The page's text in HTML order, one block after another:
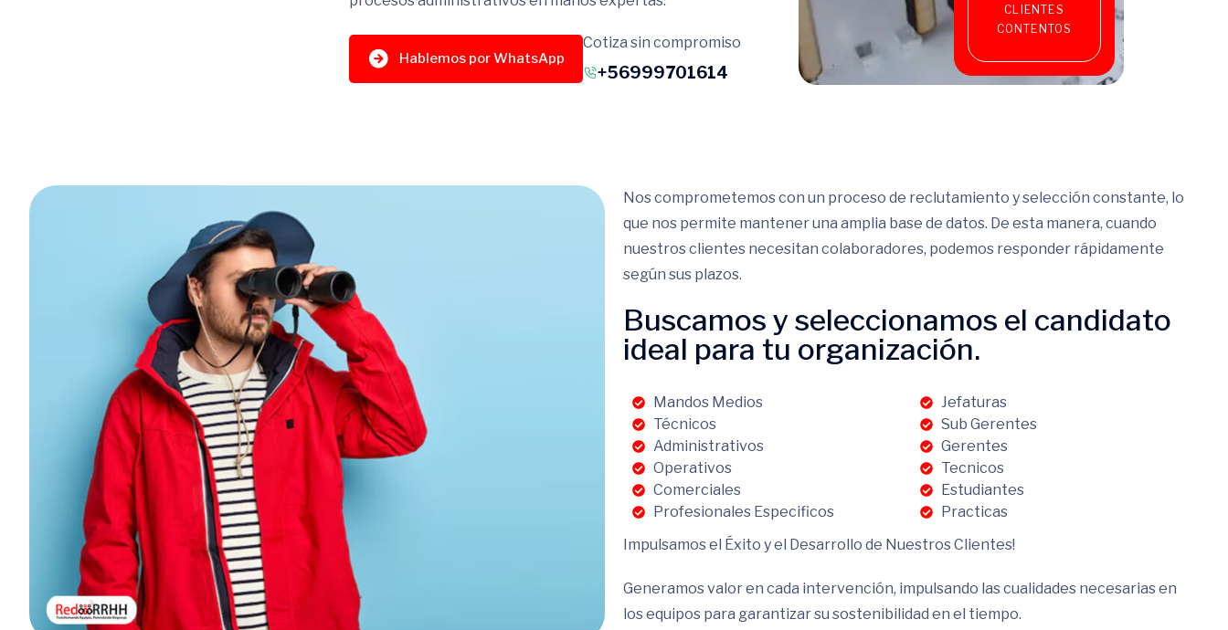
Hablemos por WhatsApp
Cotiza sin compromiso
+56999701614
CLIENTES
CONTENTOS
Nos comprometemos con un proceso de reclutamiento y selección constante, lo
que nos permite mantener una amplia base de datos. De esta manera, cuando
nuestros clientes necesitan colaboradores, podemos responder rápidamente
según sus plazos.
Buscamos y seleccionamos el candidato
ideal para tu organización.
Mandos Medios
Técnicos
Administrativos
Operativos
Comerciales
Profesionales Especificos
Jefaturas
Sub Gerentes
Gerentes
Tecnicos
Estudiantes
Practicas
Impulsamos el Éxito y el Desarrollo de Nuestros Clientes!
Generamos valor en cada intervención, impulsando las cualidades necesarias en
los equipos para garantizar su sostenibilidad en el tiempo.